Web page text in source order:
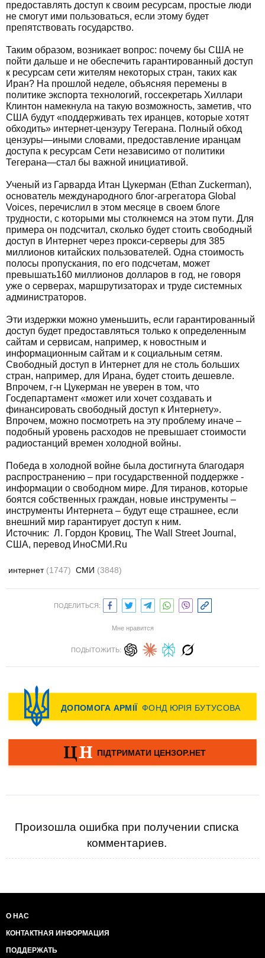
предоставлять доступ к своим ресурсам, простые люди
не смогут ими пользоваться, если этому будет
препятствовать государство.
Таким образом, возникает вопрос: почему бы США не
пойти дальше и не обеспечить гарантированный доступ
к ресурсам сети жителям некоторых стран, таких как
Иран? На прошлой неделе, объясняя перемены в
политике экспорта технологий, госсекретарь Хиллари
Клинтон намекнула на такую возможность, заметив, что
США будут «поддерживать тех иранцев, которые хотят
обходить» интернет-цензуру Тегерана. Полный обход
цензуры—иными словами, предоставление иранцам
доступа к ресурсам Сети независимо от политики
Тегерана—стал бы важной инициативой.
Ученый из Гарварда Итан Цукерман (Ethan Zuckerman),
основатель международного блог-агрегатора Global
Voices, перечислил в этом месяце в своем блоге
трудности, с которыми мы столкнемся на этом пути. Для
примера он подсчитал, сколько будет стоить свободный
доступ в Интернет через прокси-серверы для 385
миллионов китайских пользователей. Одна стоимость
полосы пропускания, по его подсчетам, может
превышать160 миллионов долларов в год, не говоря
уже о серверах, маршрутизаторах и труде системных
администраторов.
Эти издержки можно уменьшить, если гарантированный
доступ будет предоставляться только к определенным
сайтам и сервисам, например, к новостным и
информационным сайтам и к социальным сетям.
Свободный доступ в Интернет для не столь больших
стран, например, для Ирана, будет стоить дешевле.
Впрочем, г-н Цукерман не уверен в том, что
Госдепартамент «может или хочет создавать и
финансировать свободный доступ к Интернету».
Впрочем, можно посмотреть на эту проблему иначе –
подобный уровень расходов не превышает стоимости
радиостанций времен холодной войны.
Победа в холодной войне была достигнута благодаря
распространению – при государственной поддержке -
информации о свободном мире. Для тиранов, которые
боятся собственных граждан, новые инструменты –
инструменты Интернета – будут еще страшнее, если
внешний мир гарантирует доступ к ним.
Источник: Л. Гордон Кровиц, The Wall Street Journal,
США, перевод ИноСМИ.Ru
интернет (1747) СМИ (3848)
ПОДЕЛИТЬСЯ:
Мне нравится
ПОДЫТОЖИТЬ:
Произошла ошибка при получении списка
комментариев.
О НАС
КОНТАКТНАЯ ИНФОРМАЦИЯ
ПОДДЕРЖАТЬ